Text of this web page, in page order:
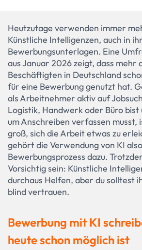
Heutzutage verwenden immer
Künstliche Intelligenzen, auch in
Bewerbungsunterlagen. Eine
aus Januar 2026 zeigt, dass mehr
Beschäftigten in Deutschland
für eine Bewerbung genutzt hat.
als Arbeitnehmer aktiv auf
Logistik, Handwerk oder Büro bist
um Anschreiben verfassen musst,
groß, sich die Arbeit etwas zu
gehört die Verwendung von KI
Bewerbungsprozess dazu.
Vorsichtig sein: Künstliche
durchaus Helfen, aber du solltest
blind vertrauen.
Bewerbung mit KI
heute schon möglich ist